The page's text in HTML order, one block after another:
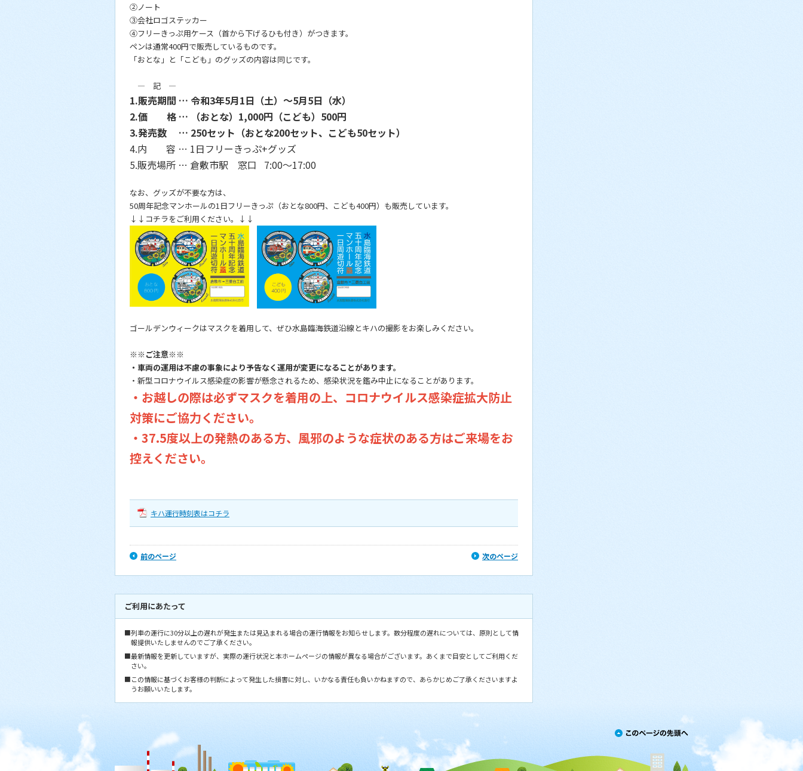
②ノート
③会社ロゴステッカー
④フリーきっぷ用ケース（首から下げるひも付き）がつきます。
ペンは通常400円で販売しているものです。
「おとな」と「こども」のグッズの内容は同じです。
― 記 ―
1.販売期間 … 令和3年5月1日（土）～5月5日（水）
2.価 格 … （おとな）1,000円（こども）500円
3.発売数 … 250セット（おとな200セット、こども50セット）
4.内 容 … 1日フリーきっぷ+グッズ
5.販売場所 … 倉敷市駅 窓口 7:00～17:00
なお、グッズが不要な方は、
50周年記念マンホールの1日フリーきっぷ（おとな800円、こども400円）も販売しています。
↓↓コチラをご利用ください。↓↓
ゴールデンウィークはマスクを着用して、ぜひ水島臨海鉄道沿線とキハの撮影をお楽しみください。
※※ご注意※※
・車両の運用は不慮の事象により予告なく運用が変更になることがあります。
・新型コロナウイルス感染症の影響が懸念されるため、感染状況を鑑み中止になることがあります。
・お越しの際は必ずマスクを着用の上、コロナウイルス感染症拡大防止
対策にご協力ください。
・37.5度以上の発熱のある方、風邪のような症状のある方はご来場をお
控えください。
キハ運行時刻表はコチラ
前のページ 次のページ
ご利用にあたって
■列車の運行に30分以上の遅れが発生または見込まれる場合の運行情報をお知らせします。数分程度の遅れについては、原則として情
報提供いたしませんのでご了承ください。
■最新情報を更新していますが、実際の運行状況と本ホームページの情報が異なる場合がございます。あくまで目安としてご利用くだ
さい。
■この情報に基づくお客様の判断によって発生した損害に対し、いかなる責任も負いかねますので、あらかじめご了承くださいますよ
うお願いいたします。